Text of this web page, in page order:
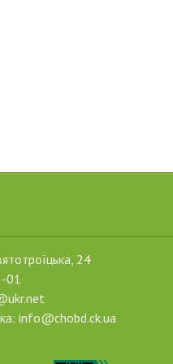
24
01
info@chobd.ck.ua